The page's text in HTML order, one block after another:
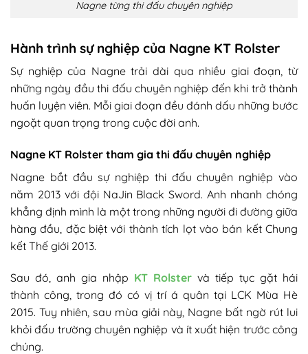
Nagne từng thi đấu chuyên nghiệp
Hành trình sự nghiệp của Nagne KT Rolster​
Sự nghiệp của Nagne trải dài qua nhiều giai đoạn, từ
những ngày đầu thi đấu chuyên nghiệp đến khi trở thành
huấn luyện viên. Mỗi giai đoạn đều đánh dấu những bước
ngoặt quan trọng trong cuộc đời anh.​
Nagne KT Rolster tham gia thi đấu chuyên nghiệp​
Nagne bắt đầu sự nghiệp thi đấu chuyên nghiệp vào
năm 2013 với đội NaJin Black Sword. Anh nhanh chóng
khẳng định mình là một trong những người đi đường giữa
hàng đầu, đặc biệt với thành tích lọt vào bán kết Chung
kết Thế giới 2013.​
Sau đó, anh gia nhập KT Rolster và tiếp tục gặt hái
thành công, trong đó có vị trí á quân tại LCK Mùa Hè
2015. Tuy nhiên, sau mùa giải này, Nagne bất ngờ rút lui
khỏi đấu trường chuyên nghiệp và ít xuất hiện trước công
chúng.​